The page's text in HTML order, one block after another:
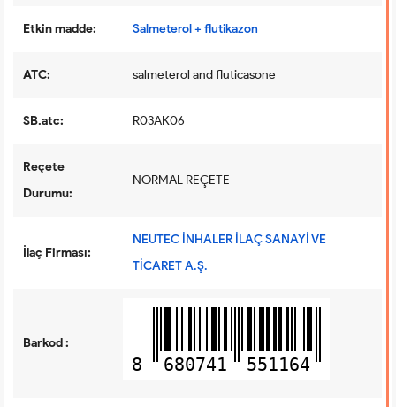
Etkin madde: Salmeterol + flutikazon
ATC: salmeterol and fluticasone
SB.atc: R03AK06
Reçete
Durumu:
NORMAL REÇETE
İlaç Firması:
NEUTEC İNHALER İLAÇ SANAYİ VE
TİCARET A.Ş.
Barkod :
8 680741 551164